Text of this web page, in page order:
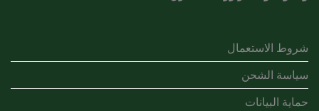
شروط الاستعمال
سياسة الشحن
حماية البيانات